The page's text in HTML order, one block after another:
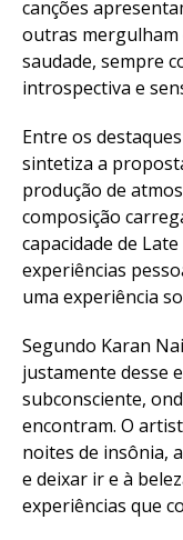
canções
outras mergulham
saudade, sempre
introspectiva e
Entre os
sintetiza a
produção de
composição
capacidade de
experiências
uma experiência
Segundo Karan
justamente desse
subconsciente,
encontram. O
noites de insônia,
e deixar ir e à
experiências que